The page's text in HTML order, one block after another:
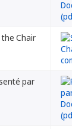
the Chair
par